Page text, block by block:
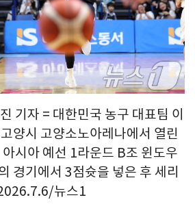
기자 = 대한민국 농구 대표팀 이
양시 고양소노아레나에서 열린
시아 예선 1라운드 B조 윈도우
경기에서 3점슛을 넣은 후 세리
뉴스1